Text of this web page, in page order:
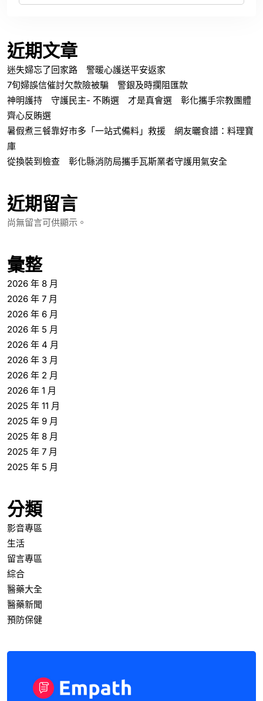
近期文章
迷失婦忘了回家路 警暖心護送平安返家
7旬婦誤信催討欠款險被騙 警銀及時攔阻匯款
神明護持 守護民主- 不賄選 才是真會選 彰化攜手宗教團體
齊心反賄選
暑假煮三餐靠好市多「一站式備料」救援 網友曬食譜：料理寶
庫
從換裝到檢查 彰化縣消防局攜手瓦斯業者守護用氣安全
近期留言
尚無留言可供顯示。
彙整
2026 年 8 月
2026 年 7 月
2026 年 6 月
2026 年 5 月
2026 年 4 月
2026 年 3 月
2026 年 2 月
2026 年 1 月
2025 年 11 月
2025 年 9 月
2025 年 8 月
2025 年 7 月
2025 年 5 月
分類
影音專區
生活
留言專區
綜合
醫藥大全
醫藥新聞
預防保健